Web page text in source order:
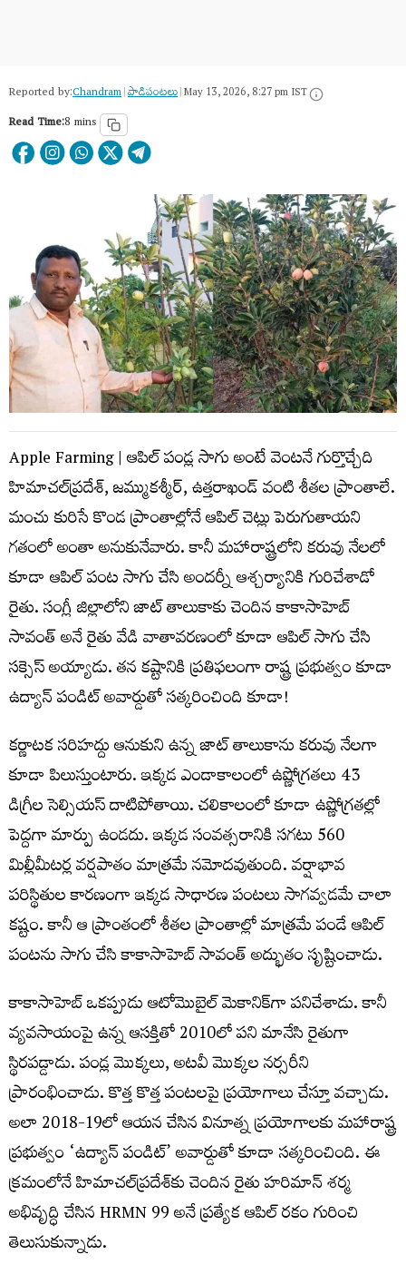
Reported by:Chandram|పాడిపంటలు|May 13, 2026, 8:27 pm IST
Read Time:8 mins
Apple Farming | ఆపిల్ పండ్ల సాగు అంటే వెంటనే గుర్తొచ్చేది
హిమాచల్‌ప్రదేశ్, జమ్ముకశ్మీర్, ఉత్తరాఖండ్ వంటి శీతల ప్రాంతాలే.
మంచు కురిసే కొండ ప్రాంతాల్లోనే ఆపిల్ చెట్లు పెరుగుతాయని
గతంలో అంతా అనుకునేవారు. కానీ మహారాష్ట్రలోని కరువు నేలలో
కూడా ఆపిల్ పంట సాగు చేసి అందర్నీ ఆశ్చర్యానికి గురిచేశాడో
రైతు. సంగ్లీ జిల్లాలోని జాట్ తాలుకాకు చెందిన కాకాసాహెబ్
సావంత్ అనే రైతు వేడి వాతావరణంలో కూడా ఆపిల్ సాగు చేసి
సక్సెస్ అయ్యాడు. తన కష్టానికి ప్రతిఫలంగా రాష్ట్ర ప్రభుత్వం కూడా
ఉద్యాన్ పండిట్ అవార్డుతో సత్కరించింది కూడా!
కర్ణాటక సరిహద్దు ఆనుకుని ఉన్న జాట్ తాలుకాను కరువు నేలగా
కూడా పిలుస్తుంటారు. ఇక్కడ ఎండాకాలంలో ఉష్ణోగ్రతలు 43
డిగ్రీల సెల్సియస్ దాటిపోతాయి. చలికాలంలో కూడా ఉష్ణోగ్రతల్లో
పెద్దగా మార్పు ఉండదు. ఇక్కడ సంవత్సరానికి సగటు 560
మిల్లీమీటర్ల వర్షపాతం మాత్రమే నమోదవుతుంది. వర్షాభావ
పరిస్థితుల కారణంగా ఇక్కడ సాధారణ పంటలు సాగవ్వడమే చాలా
కష్టం. కానీ ఆ ప్రాంతంలో శీతల ప్రాంతాల్లో మాత్రమే పండే ఆపిల్
పంటను సాగు చేసి కాకాసాహెబ్ సావంత్ అద్భుతం సృష్టించాడు.
కాకాసాహెబ్ ఒకప్పుడు ఆటోమొబైల్ మెకానిక్‌గా పనిచేశాడు. కానీ
వ్యవసాయంపై ఉన్న ఆసక్తితో 2010లో పని మానేసి రైతుగా
స్థిరపడ్డాడు. పండ్ల మొక్కలు, అటవీ మొక్కల నర్సరీని
ప్రారంభించాడు. కొత్త కొత్త పంటలపై ప్రయోగాలు చేస్తూ వచ్చాడు.
అలా 2018-19లో ఆయన చేసిన వినూత్న ప్రయోగాలకు మహారాష్ట్ర
ప్రభుత్వం ‘ఉద్యాన్ పండిట్’ అవార్డుతో కూడా సత్కరించింది. ఈ
క్రమంలోనే హిమాచల్‌ప్రదేశ్‌కు చెందిన రైతు హరిమాన్ శర్మ
అభివృద్ధి చేసిన HRMN 99 అనే ప్రత్యేక ఆపిల్ రకం గురించి
తెలుసుకున్నాడు.